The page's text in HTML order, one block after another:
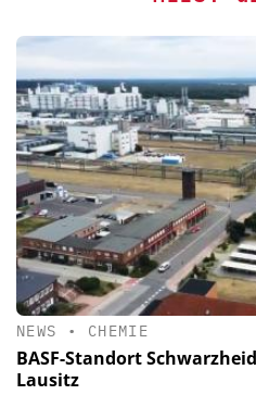
NEWS • CHEMIE
BASF-Standort
Lausitz